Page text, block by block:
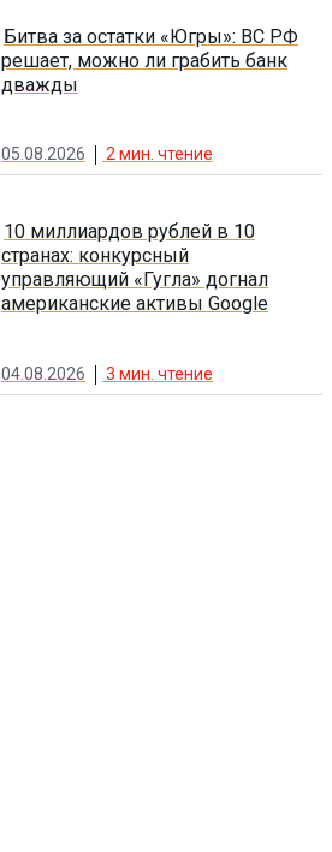
Битва за остатки «Югры»: ВС РФ
решает, можно ли грабить банк
дважды
05.08.2026 2 мин. чтение
10 миллиардов рублей в 10
странах: конкурсный
управляющий «Гугла» догнал
американские активы Google
04.08.2026 3 мин. чтение